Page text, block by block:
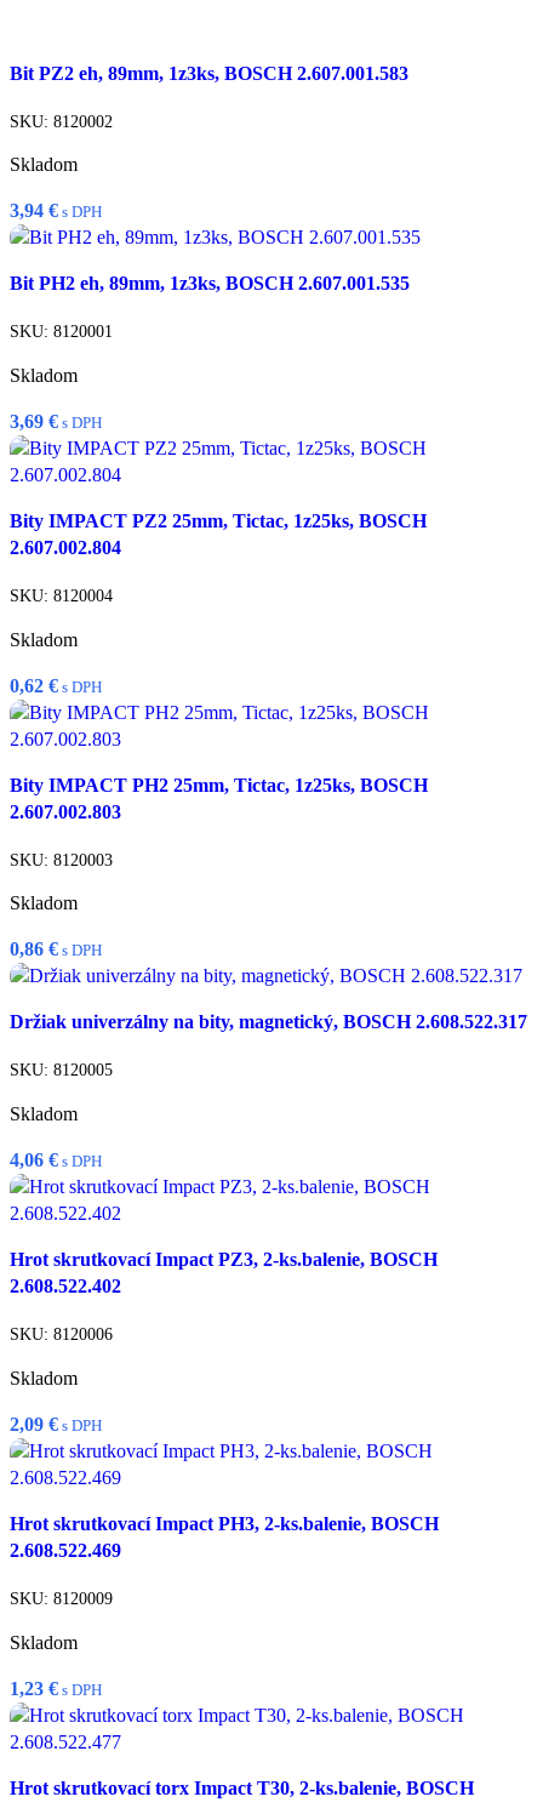
Rýchly náhľad
Pridať do zoznamu želaní
Bit PZ2 eh, 89mm, 1z3ks, BOSCH 2.607.001.583
SKU: 8120002
Skladom
3,94 € s DPH
Rýchly náhľad
Pridať do zoznamu želaní
Bit PH2 eh, 89mm, 1z3ks, BOSCH 2.607.001.535
SKU: 8120001
Skladom
3,69 € s DPH
Rýchly náhľad
Porovnať
Bity IMPACT PZ2 25mm, Tictac, 1z25ks, BOSCH
2.607.002.804
SKU: 8120004
Skladom
0,62 € s DPH
Rýchly náhľad
Porovnať
Bity IMPACT PH2 25mm, Tictac, 1z25ks, BOSCH
2.607.002.803
SKU: 8120003
Skladom
0,86 € s DPH
Rýchly náhľad
Držiak univerzálny na bity, magnetický, BOSCH 2.608.522.317
SKU: 8120005
Skladom
4,06 € s DPH
Rýchly náhľad
Porovnať
Hrot skrutkovací Impact PZ3, 2-ks.balenie, BOSCH
2.608.522.402
SKU: 8120006
Skladom
2,09 € s DPH
Rýchly náhľad
Porovnať
Hrot skrutkovací Impact PH3, 2-ks.balenie, BOSCH
2.608.522.469
SKU: 8120009
Skladom
1,23 € s DPH
Rýchly náhľad
Hrot skrutkovací torx Impact T30, 2-ks.balenie, BOSCH